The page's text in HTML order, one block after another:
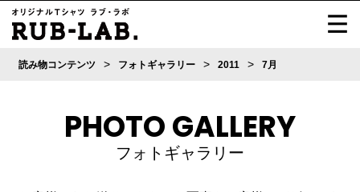
読み物コンテンツ > フォトギャラリー > 2011 > 7月
PHOTO GALLERY
フォトギャラリー